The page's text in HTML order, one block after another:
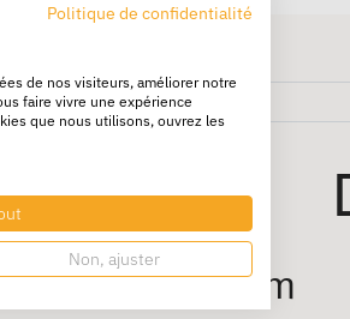
65 x 100 cm
Politique de confidentialité
de nos visiteurs, améliorer notre
faire vivre une expérience
que nous utilisons, ouvrez les
Non, ajuster